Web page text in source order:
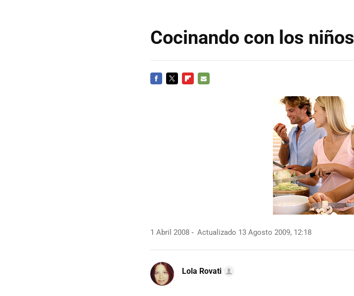
Cocinando con los niños
1 Abril 2008 Actualizado 13 Agosto 2009, 12:18
Lola Rovati